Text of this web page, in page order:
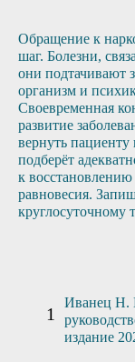
Обращение к
шаг. Болезни,
они подтачивают
организм и
Своевременная
развитие
вернуть
подберёт
к
равновесия.
круглосуточному
Иванец Н.
издание